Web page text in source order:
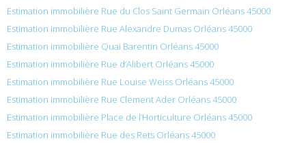
Estimation immobilière Rue du Clos Saint Germain Orléans 45000
Estimation immobilière Rue Alexandre Dumas Orléans 45000
Estimation immobilière Quai Barentin Orléans 45000
Estimation immobilière Rue d’Alibert Orléans 45000
Estimation immobilière Rue Louise Weiss Orléans 45000
Estimation immobilière Rue Clement Ader Orléans 45000
Estimation immobilière Place de l’Horticulture Orléans 45000
Estimation immobilière Rue des Rets Orléans 45000